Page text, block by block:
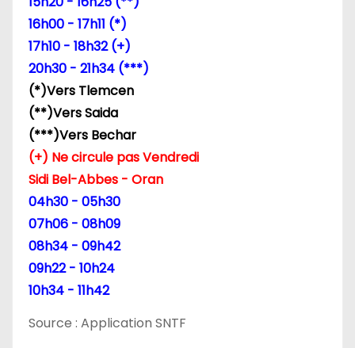
16h00 - 17h11 (*)
17h10 - 18h32 (+)
20h30 - 21h34 (***)
(*)Vers Tlemcen
(**)Vers Saida
(***)Vers Bechar
(+) Ne circule pas Vendredi
Sidi Bel-Abbes - Oran
04h30 - 05h30
07h06 - 08h09
08h34 - 09h42
09h22 - 10h24
10h34 - 11h42
Source : Application SNTF